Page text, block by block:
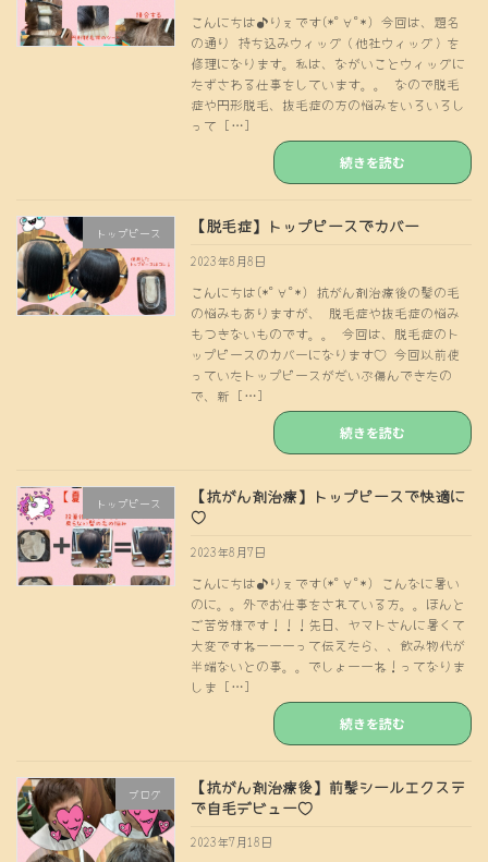
こんにちは♪りぇです(*ﾟ∀ﾟ*) 今回は、題名
の通り 持ち込みウィッグ（他社ウィッグ）を
修理になります。私は、ながいことウィッグに
たずさわる仕事をしています。。 なので脱毛
症や円形脱毛、抜毛症の方の悩みをいろいろし
って […]
続きを読む
トップピース 【脱毛症】トップピースでカバー
2023年8月8日
こんにちは(*ﾟ∀ﾟ*) 抗がん剤治療後の髪の毛
の悩みもありますが、 脱毛症や抜毛症の悩み
もつきないものです。。 今回は、脱毛症のト
ップピースのカバーになります♡ 今回以前使
っていたトップピースがだいぶ傷んできたの
で、新 […]
続きを読む
トップピース
【抗がん剤治療】トップピースで快適に
♡
2023年8月7日
こんにちは♪りぇです(*ﾟ∀ﾟ*) こんなに暑い
のに。。外でお仕事をされている方。。ほんと
ご苦労様です！！！先日、ヤマトさんに暑くて
大変ですねーーーって伝えたら、、飲み物代が
半端ないとの事。。でしょーーね！ってなりま
しま […]
続きを読む
ブログ
【抗がん剤治療後】前髪シールエクステ
で自毛デビュー♡
2023年7月18日